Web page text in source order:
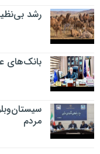
رشد
بانک‌های
مردم